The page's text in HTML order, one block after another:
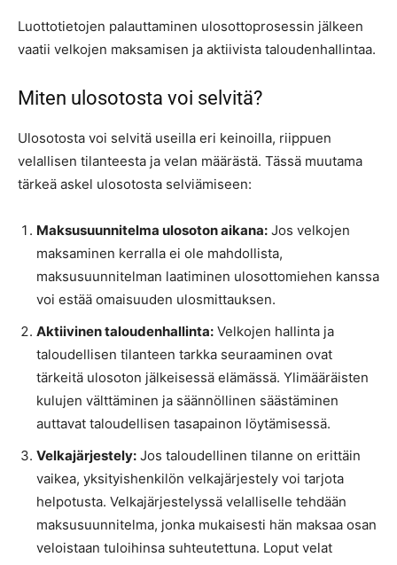
Luottotietojen palauttaminen ulosottoprosessin jälkeen
vaatii velkojen maksamisen ja aktiivista taloudenhallintaa.
Miten ulosotosta voi selvitä?
Ulosotosta voi selvitä useilla eri keinoilla, riippuen
velallisen tilanteesta ja velan määrästä. Tässä muutama
tärkeä askel ulosotosta selviämiseen:
Maksusuunnitelma ulosoton aikana: Jos velkojen
maksaminen kerralla ei ole mahdollista,
maksusuunnitelman laatiminen ulosottomiehen kanssa
voi estää omaisuuden ulosmittauksen.
Aktiivinen taloudenhallinta: Velkojen hallinta ja
taloudellisen tilanteen tarkka seuraaminen ovat
tärkeitä ulosoton jälkeisessä elämässä. Ylimääräisten
kulujen välttäminen ja säännöllinen säästäminen
auttavat taloudellisen tasapainon löytämisessä.
Velkajärjestely: Jos taloudellinen tilanne on erittäin
vaikea, yksityishenkilön velkajärjestely voi tarjota
helpotusta. Velkajärjestelyssä velalliselle tehdään
maksusuunnitelma, jonka mukaisesti hän maksaa osan
veloistaan tuloihinsa suhteutettuna. Loput velat